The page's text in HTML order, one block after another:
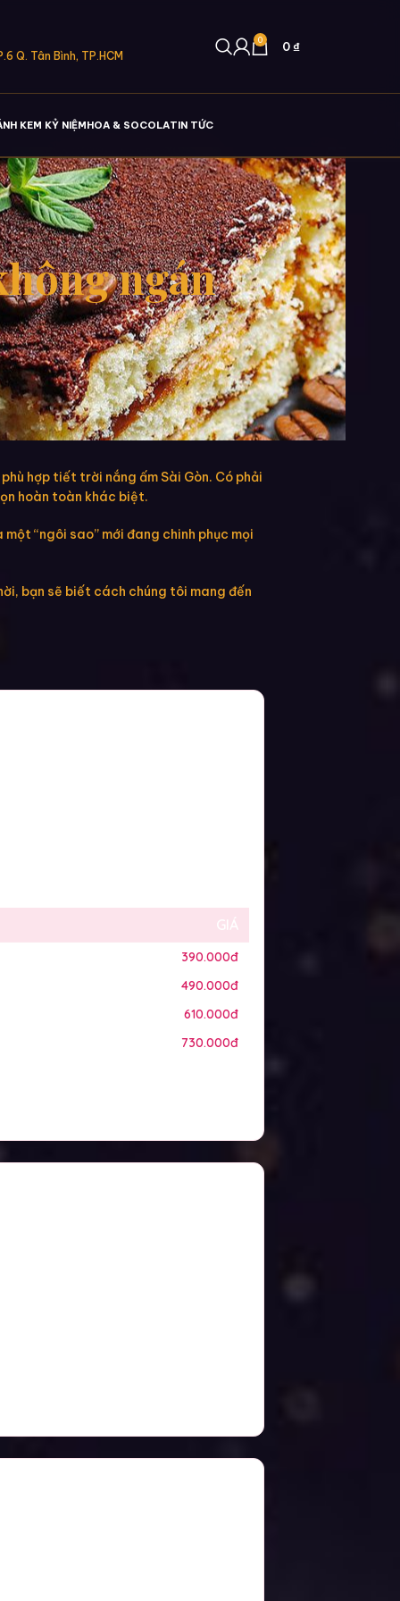
Q. Tân Bình, TP.HCM
0 0₫
KEM KỶ NIỆMHOA & SOCOLATIN TỨC
ngán
hợp tiết trời nắng ấm Sài Gòn. Có phải
hoàn toàn khác biệt.
một “ngôi sao” mới đang chinh phục mọi
bạn sẽ biết cách chúng tôi mang đến
GIÁ
390.000đ
490.000đ
610.000đ
730.000đ